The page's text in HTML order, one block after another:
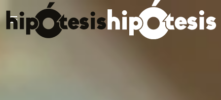
Skip to main content